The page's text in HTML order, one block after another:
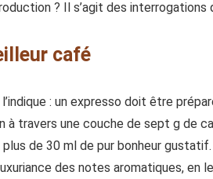
? Il s’agit des
café
: un expresso doit être
à travers une couche de sept g de
de 30 ml de pur bonheur
des notes aromatiques, en